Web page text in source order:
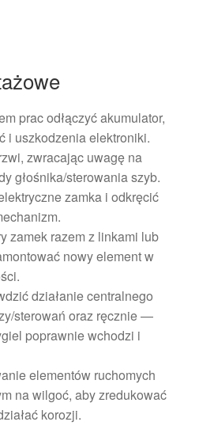
prac odłączyć akumulator,
i uszkodzenia elektroniki.
zwracając uwagę na
głośnika/sterowania szyb.
zamka i odkręcić
zamek razem z linkami lub
nowy element w
działanie centralnego
sterowań oraz ręcznie —
poprawnie wchodzi i
elementów ruchomych
na wilgoć, aby zredukować
korozji.